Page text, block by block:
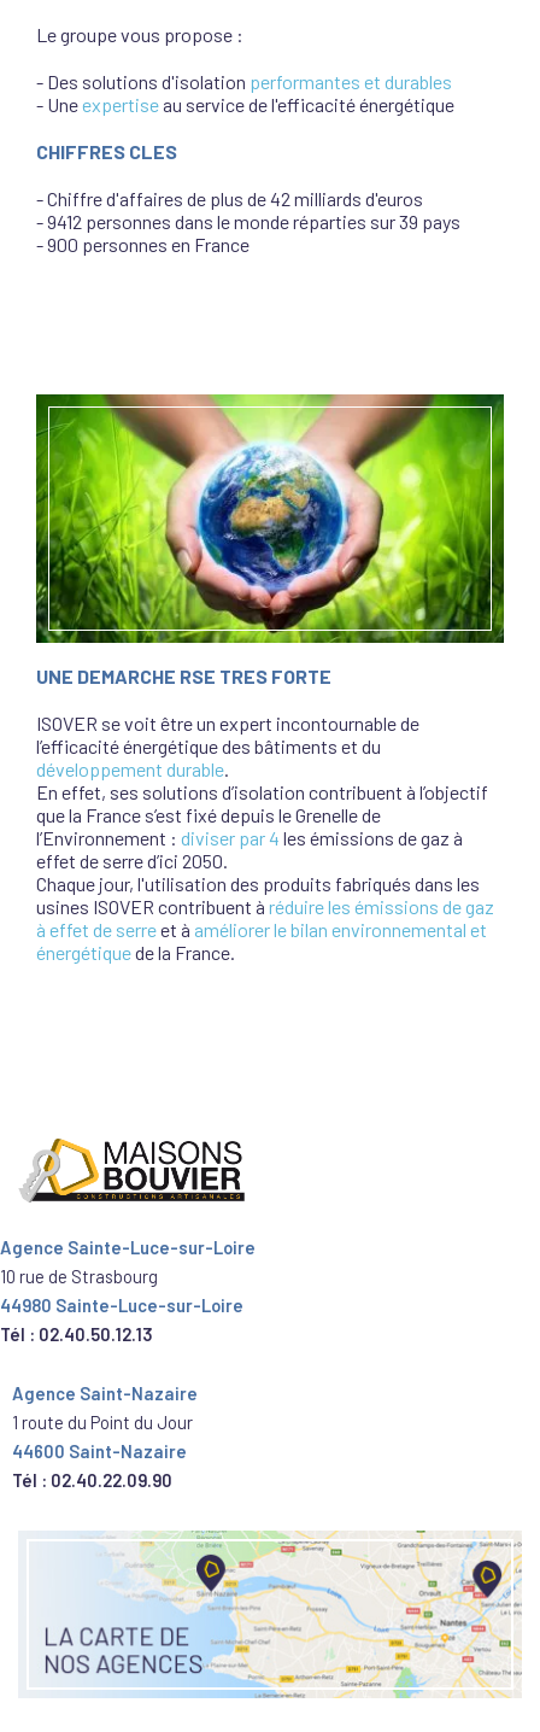
Le groupe vous propose :
- Des solutions d'isolation performantes et durables
- Uneexpertise au service de l'efficacité énergétique
CHIFFRES CLES
- Chiffre d'affaires de plus de 42 milliards d'euros
- 9412 personnes dans le monde réparties sur 39 pays
- 900 personnes en France
UNE DEMARCHE RSE TRES FORTE
ISOVER se voit être un expert incontournable de
l’efficacité énergétique des bâtiments et du
développement durable.
En effet, ses solutions d’isolation contribuent à l’objectif
que la France s’est fixé depuis le Grenelle de
l’Environnement : diviser par 4 les émissions de gaz à
effet de serre d’ici 2050.
Chaque jour, l'utilisation des produits fabriqués dans les
usines ISOVER contribuent à réduire les émissions de gaz
à effet de serreet à améliorer le bilan environnemental et
énergétiquede la France.
Agence Sainte-Luce-sur-Loire
10 rue de Strasbourg
44980 Sainte-Luce-sur-Loire
Tél : 02.40.50.12.13
Agence Saint-Nazaire
1 route du Point du Jour
44600 Saint-Nazaire
Tél : 02.40.22.09.90